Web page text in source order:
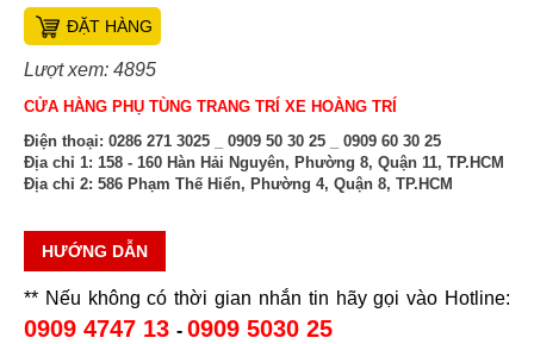
ĐẶT HÀNG
Lượt xem: 4895
CỬA HÀNG PHỤ TÙNG TRANG TRÍ XE HOÀNG TRÍ
Điện thoại: 0286 271 3025 _ 0909 50 30 25 _ 0909 60 30 25
Địa chỉ 1: 158 - 160 Hàn Hải Nguyên, Phường 8, Quận 11, TP.HCM
Địa chỉ 2: 586 Phạm Thế Hiển, Phường 4, Quận 8, TP.HCM
HƯỚNG DẪN
** Nếu không có thời gian nhắn tin hãy gọi vào Hotline:
0909 4747 13 - 0909 5030 25